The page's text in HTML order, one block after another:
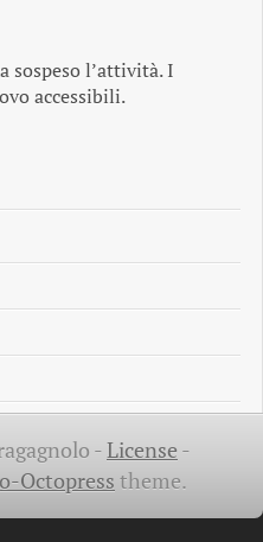
sospeso l’attività. I
accessibili.
-License -
Octopress theme.